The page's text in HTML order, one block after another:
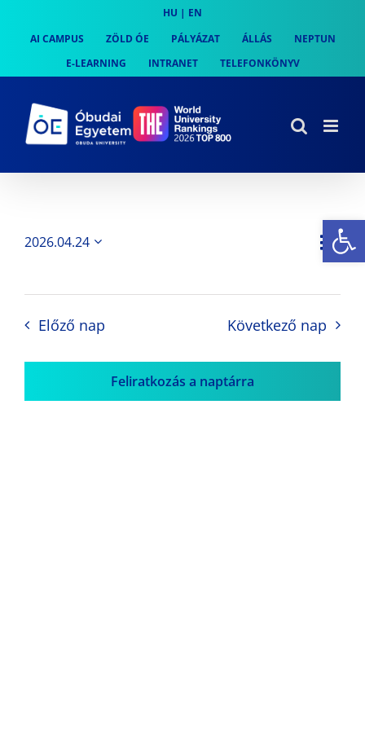
content
HU | EN
AI CAMPUS
ZÖLD ÓE PÁLYÁZAT ÁLLÁS
NEPTUN
E-LEARNING
INTRANET TELEFONKÖNYV
Nap
2026.04.24
Előző nap Következő nap
Feliratkozás a naptárra